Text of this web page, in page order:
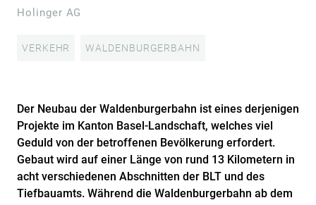
Holinger AG
VERKEHR WALDENBURGERBAHN
Der Neubau der Waldenburgerbahn ist eines derjenigen
Projekte im Kanton Basel-Landschaft, welches viel
Geduld von der betroffenen Bevölkerung erfordert.
Gebaut wird auf einer Länge von rund 13 Kilometern in
acht verschiedenen Abschnitten der BLT und des
Tiefbauamts. Während die Waldenburgerbahn ab dem